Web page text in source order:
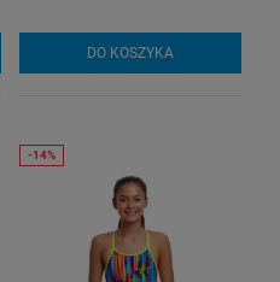
DO KOSZYKA